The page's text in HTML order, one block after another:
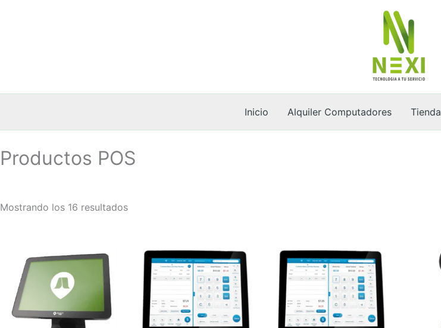
Inicio Alquiler Computadores Tienda
Productos POS
Mostrando los 16 resultados